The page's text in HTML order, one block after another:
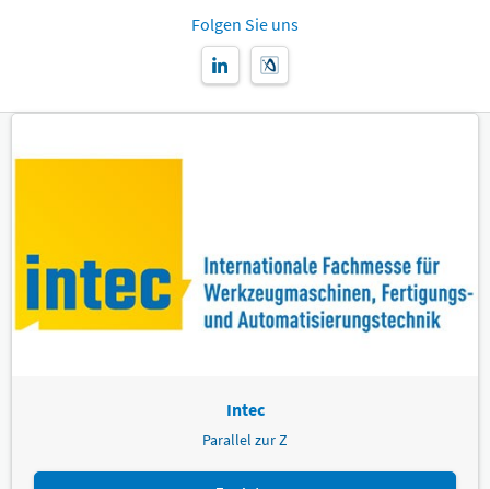
Folgen Sie uns
Intec
Parallel zur Z